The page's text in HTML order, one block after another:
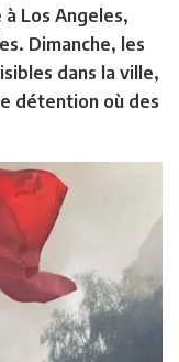
Los Angeles,
Dimanche, les
dans la ville,
détention où des